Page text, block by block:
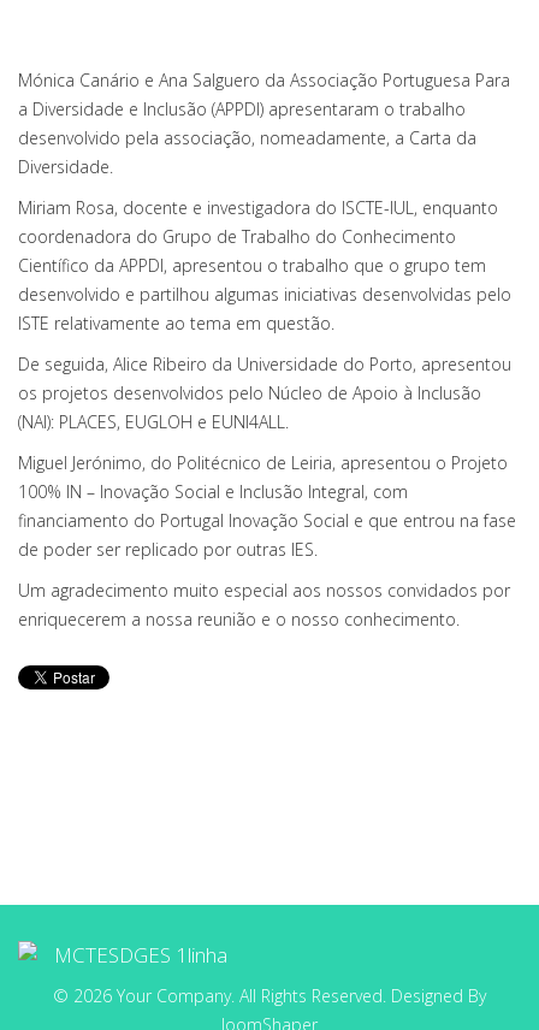
Mónica Canário e Ana Salguero da Associação Portuguesa Para
a Diversidade e Inclusão (APPDI) apresentaram o trabalho
desenvolvido pela associação, nomeadamente, a Carta da
Diversidade.
Miriam Rosa, docente e investigadora do ISCTE-IUL, enquanto
coordenadora do Grupo de Trabalho do Conhecimento
Científico da APPDI, apresentou o trabalho que o grupo tem
desenvolvido e partilhou algumas iniciativas desenvolvidas pelo
ISTE relativamente ao tema em questão.
De seguida, Alice Ribeiro da Universidade do Porto, apresentou
os projetos desenvolvidos pelo Núcleo de Apoio à Inclusão
(NAI): PLACES, EUGLOH e EUNI4ALL.
Miguel Jerónimo, do Politécnico de Leiria, apresentou o Projeto
100% IN – Inovação Social e Inclusão Integral, com
financiamento do Portugal Inovação Social e que entrou na fase
de poder ser replicado por outras IES.
Um agradecimento muito especial aos nossos convidados por
enriquecerem a nossa reunião e o nosso conhecimento.
© 2026 Your Company. All Rights Reserved. Designed By
JoomShaper